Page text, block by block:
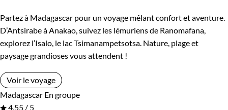
Partez à Madagascar pour un voyage mêlant confort et aventure.
D’Antsirabe à Anakao, suivez les lémuriens de Ranomafana,
explorez l’Isalo, le lac Tsimanampetsotsa. Nature, plage et
paysage grandioses vous attendent !
Voir le voyage
Madagascar En groupe
4,55 / 5